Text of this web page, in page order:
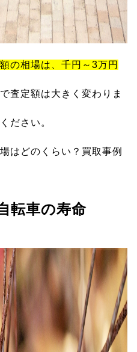
の相場は、千円～3万円
査定額は大きく変わりま
ださい。
はどのくらい？買取事例
転車の寿命